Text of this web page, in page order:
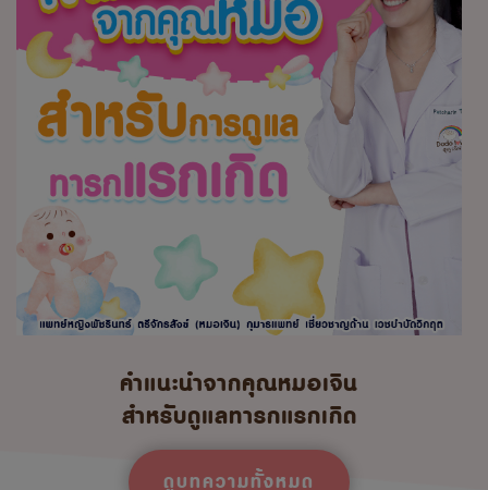
คำแนะนำจากคุณหมอเจิน
สำหรับดูแลทารกแรกเกิด
ดูบทความทั้งหมด